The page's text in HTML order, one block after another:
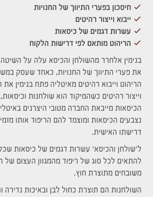
חיסכון בפערי התיווך של החנויות
ייבוא וייצור רהיטים
עשרות דגמים של כיסאות
הריהוט מותאם לפי דרישות הלקוח
בנימין אלחרר מהשולחן והכיסא עלה על
את פערי התיווך של החנויות, כאחד שעסק
הריהוט וייבוא רהיטים מאיטליה פתח בנימין
וייצור רהיטים כשהמיקוד הוא שולחנות
הכיסאות מייבאת החברה מטובי היצרנים
נצבעים הכיסאות ומוצמד להם הריפוד אותו
דרישתו האישית.
ל'שולחן והכיסא' עשרות דגמים של כיסאות שכל
להתאים לכל סוג של ריפוד מהמגוון העצום של
משובחים מתוצרת חוץ.
השולחנות הם תוצרת כחול לבן ובאיכות נדירה